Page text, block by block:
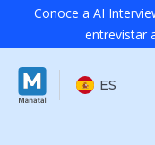
Conoce a AI
entrevistar
ES